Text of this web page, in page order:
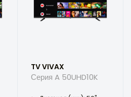
TV VIVAX
Серия A 50UHD10K